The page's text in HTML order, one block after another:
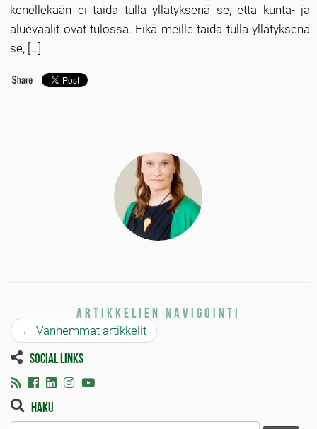
kenellekään ei taida tulla yllätyksenä se, että kunta- ja
aluevaalit ovat tulossa. Eikä meille taida tulla yllätyksenä
se, […]
Artikkelien navigointi
← Vanhemmat artikkelit
Social links
Haku